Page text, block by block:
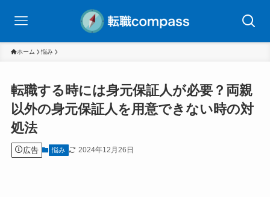
ホーム 悩み
転職する時には身元保証人が必要？両親
以外の身元保証人を用意できない時の対
処法
広告 悩み 2024年12月26日